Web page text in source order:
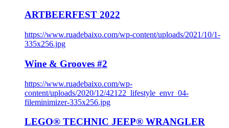
ARTBEERFEST 2022
https://www.ruadebaixo.com/wp-content/uploads/2021/10/1-
335x256.jpg
Wine & Grooves #2
https://www.ruadebaixo.com/wp-
content/uploads/2020/12/42122_lifestyle_envr_04-
fileminimizer-335x256.jpg
LEGO® TECHNIC JEEP® WRANGLER